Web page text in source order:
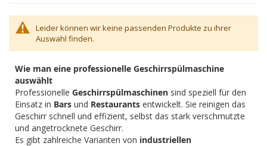
Leider können wir keine passenden Produkte zu ihrer
Auswahl finden.
Wie man eine professionelle Geschirrspülmaschine
auswählt
Professionelle Geschirrspülmaschinen sind speziell für den
Einsatz in Bars und Restaurants entwickelt. Sie reinigen das
Geschirr schnell und effizient, selbst das stark verschmutzte
und angetrocknete Geschirr.
Es gibt zahlreiche Varianten von industriellen